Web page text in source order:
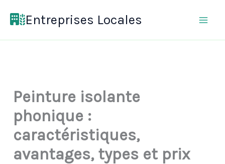
Entreprises Locales
Peinture isolante
phonique :
caractéristiques,
avantages, types et prix